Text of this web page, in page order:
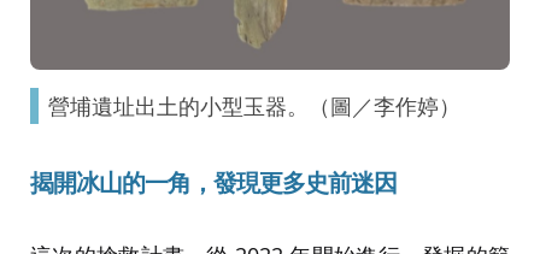
營埔遺址出土的小型玉器。（圖／李作婷）
揭開冰山的一角，發現更多史前迷因